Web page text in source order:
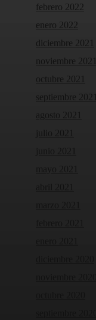
febrero 2022
enero 2022
diciembre 2021
noviembre 2021
octubre 2021
septiembre 2021
agosto 2021